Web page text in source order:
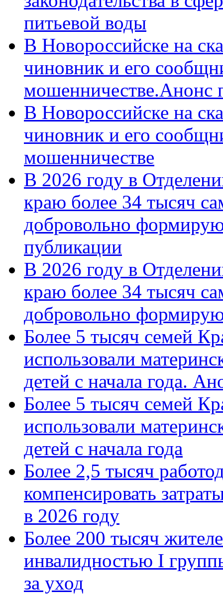
питьевой воды
В Новороссийске на
чиновник и его
мошенничестве.Анонс
В Новороссийске на
чиновник и его
мошенничестве
В 2026 году в
краю более 34 тысяч
добровольно
публикации
В 2026 году в
краю более 34 тысяч
добровольно
Более 5 тысяч семей
использовали
детей с начала года.
Более 5 тысяч семей
использовали
детей с начала года
Более 2,5 тысяч
компенсировать
в 2026 году
Более 200 тысяч
инвалидностью I
за уход